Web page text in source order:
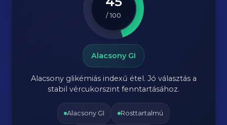
/ 100
Alacsony GI
Alacsony glikémiás indexű étel. Jó választás a
stabil vércukorszint fenntartásához.
Alacsony GI Rosttartalmú